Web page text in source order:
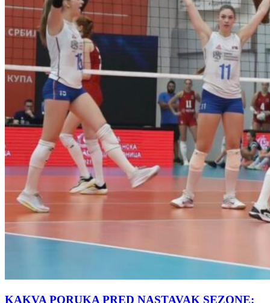
KAKVA PORUKA PRED NASTAVAK SEZONE: